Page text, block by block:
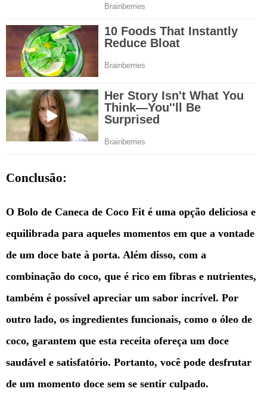
Conclusão:
O Bolo de Caneca de Coco Fit é uma opção deliciosa e
equilibrada para aqueles momentos em que a vontade
de um doce bate à porta. Além disso, com a
combinação do coco, que é rico em fibras e nutrientes,
também é possível apreciar um sabor incrível. Por
outro lado, os ingredientes funcionais, como o óleo de
coco, garantem que esta receita ofereça um doce
saudável e satisfatório. Portanto, você pode desfrutar
de um momento doce sem se sentir culpado.